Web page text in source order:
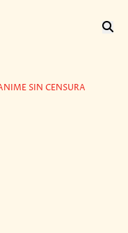
SIN CENSURA